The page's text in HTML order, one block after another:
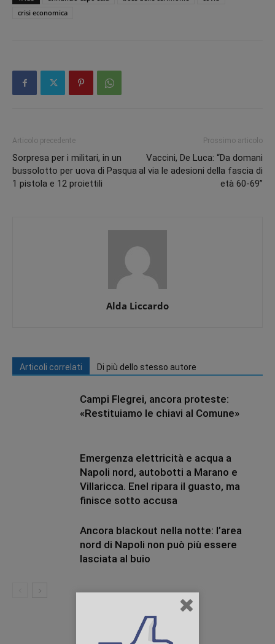
crisi economica
Articolo precedente
Sorpresa per i militari, in un
bussolotto per uova di Pasqua
1 pistola e 12 proiettili
Prossimo articolo
Vaccini, De Luca: “Da domani
al via le adesioni della fascia di
età 60-69”
Alda Liccardo
Articoli correlati Di più dello stesso autore
Campi Flegrei, ancora proteste:
«Restituiamo le chiavi al Comune»
Emergenza elettricità e acqua a
Napoli nord, autobotti a Marano e
Villaricca. Enel ripara il guasto, ma
finisce sotto accusa
Ancora blackout nella notte: l’area
nord di Napoli non può più essere
lasciata al buio